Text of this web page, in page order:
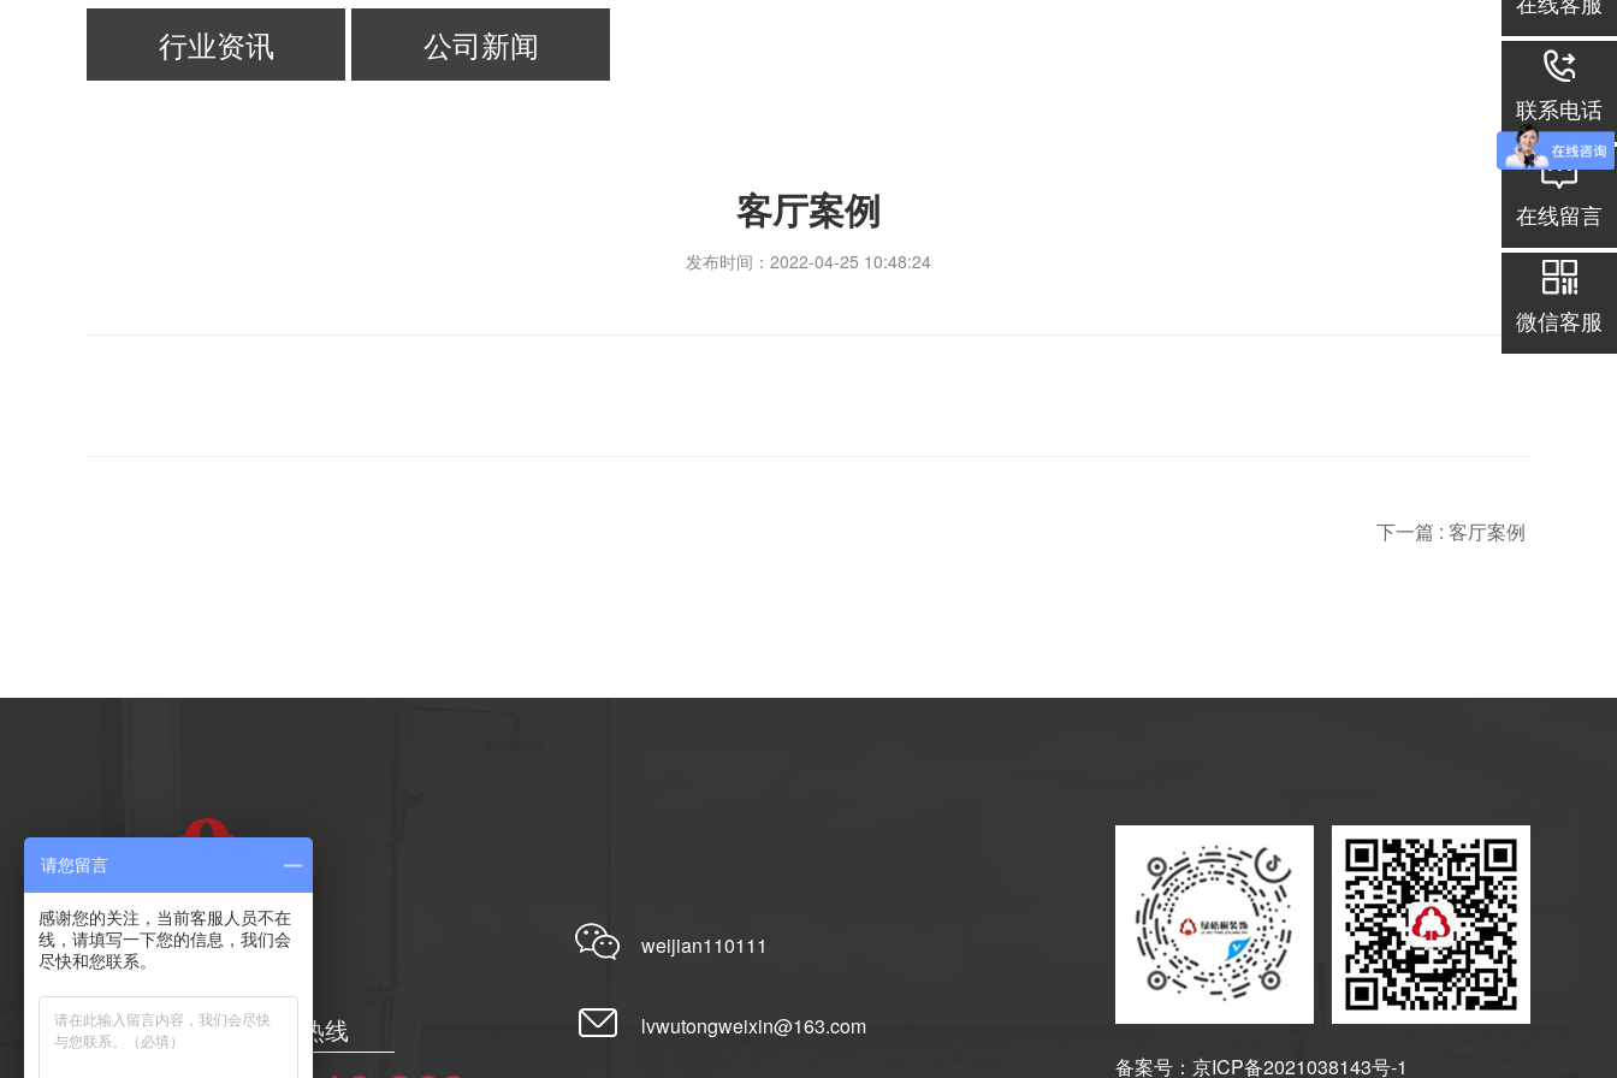
行业资讯 公司新闻
客厅案例
发布时间：2022-04-25 10:48:24
下一篇 : 客厅案例
24小时服务热线
weijian110111
lvwutongweixin@163.com
备案号： 京ICP备2021038143号-1
联系电话
在线留言
微信客服
请您留言
感谢您的关注，当前客服人员不在
线，请填写一下您的信息，我们会
尽快和您联系。